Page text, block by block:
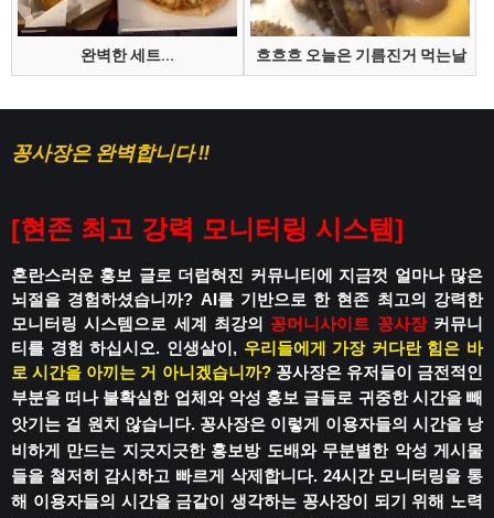
완벽한 세트... 흐흐흐 오늘은 기름진거 먹는날
꽁사장은 완벽합니다 !!
[현존 최고 강력 모니터링 시스템]
혼란스러운 홍보 글로 더럽혀진 커뮤니티에 지금껏 얼마나 많은
뇌절을 경험하셨습니까? AI를 기반으로 한 현존 최고의 강력한
모니터링 시스템으로 세계 최강의 꽁머니사이트 꽁사장커뮤니
티를 경험 하십시오. 인생살이, 우리들에게 가장 커다란 힘은 바
로 시간을 아끼는 거 아니겠습니까? 꽁사장은 유저들이 금전적인
부분을 떠나 불확실한 업체와 악성 홍보 글들로 귀중한 시간을 빼
앗기는 걸 원치 않습니다. 꽁사장은 이렇게 이용자들의 시간을 낭
비하게 만드는 지긋지긋한 홍보방 도배와 무분별한 악성 게시물
들을 철저히 감시하고 빠르게 삭제합니다. 24시간 모니터링을 통
해 이용자들의 시간을 금같이 생각하는 꽁사장이 되기 위해 노력